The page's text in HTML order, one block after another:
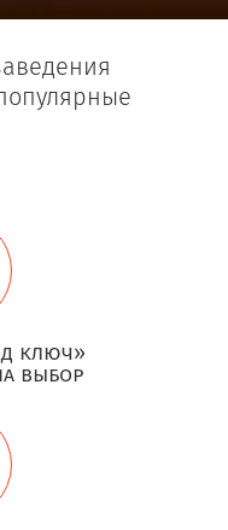
ключ»
выбор